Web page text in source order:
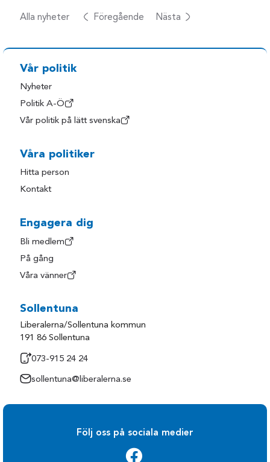
Alla nyheter Föregående Nästa
Vår politik
Nyheter
Politik A-Ö
Vår politik på lätt svenska
Våra politiker
Hitta person
Kontakt
Engagera dig
Bli medlem
På gång
Våra vänner
Sollentuna
Liberalerna/Sollentuna kommun
191 86 Sollentuna
073-915 24 24
sollentuna@liberalerna.se
Följ oss på sociala medier